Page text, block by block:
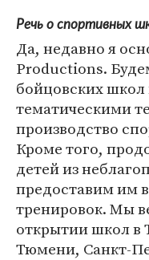
Речь о спортивных
Да, недавно я
Productions.
бойцовских школ
тематическими
производство
Кроме того,
детей из
предоставим им
тренировок. Мы
открытии школ в
Тюмени, Санкт-